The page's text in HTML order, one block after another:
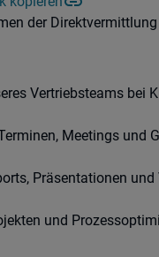
teilen
der
Vertriebsteams bei
Meetings und
Präsentationen
und